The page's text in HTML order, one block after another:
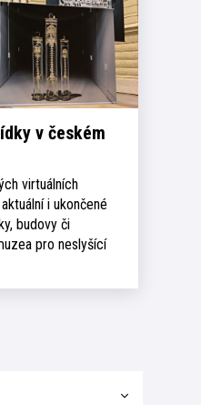
v českém
virtuálních
i ukončené
budovy či
pro neslyšící